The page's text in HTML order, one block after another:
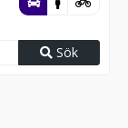
Sök